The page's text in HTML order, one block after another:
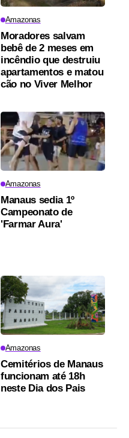
Amazonas
Moradores salvam
bebê de 2 meses em
incêndio que destruiu
apartamentos e matou
cão no Viver Melhor
Amazonas
Manaus sedia 1º
Campeonato de
'Farmar Aura'
Amazonas
Cemitérios de Manaus
funcionam até 18h
neste Dia dos Pais